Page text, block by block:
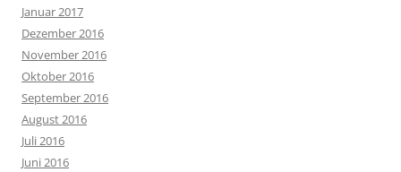
Januar 2017
Dezember 2016
November 2016
Oktober 2016
September 2016
August 2016
Juli 2016
Juni 2016